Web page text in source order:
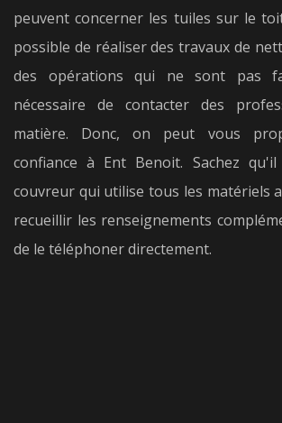
peuvent concerner les tuiles sur le
possible de réaliser des travaux de
des opérations qui ne sont pas
nécessaire de contacter des
matière. Donc, on peut vous
confiance à Ent Benoit. Sachez
couvreur qui utilise tous les matériels
recueillir les renseignements
de le téléphoner directement.